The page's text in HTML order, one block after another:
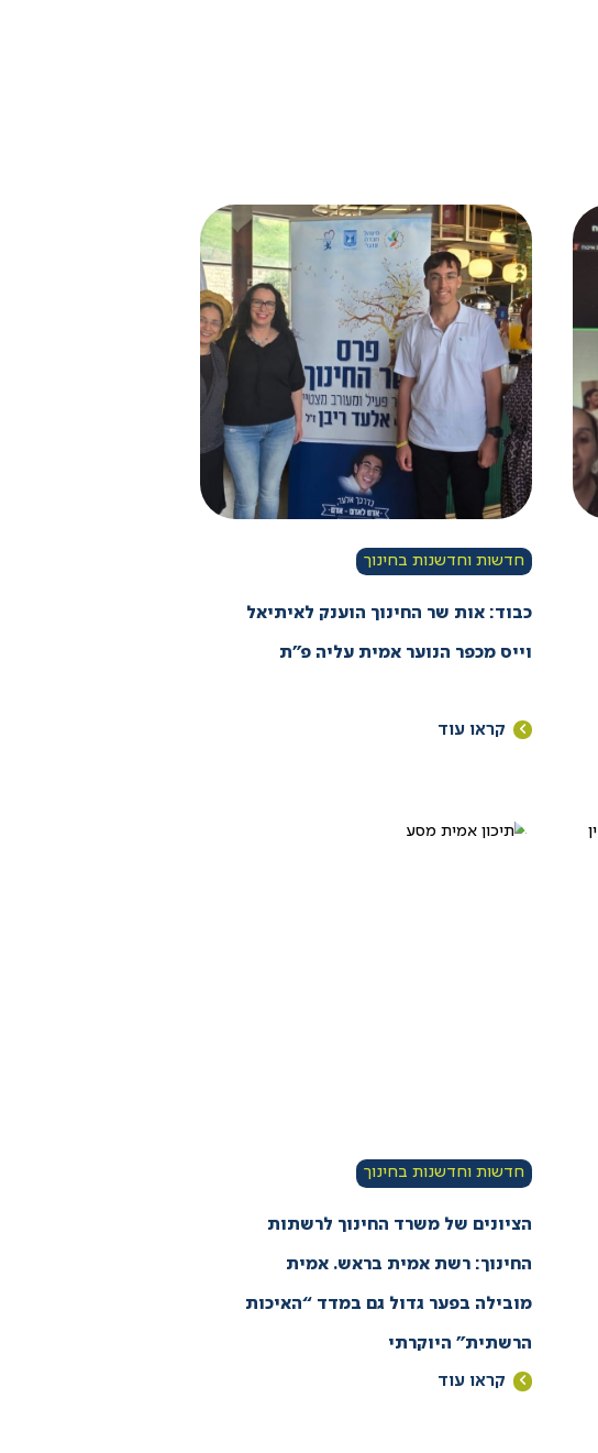
חדשות וחדשנות בחינוך
כבוד: אות שר החינוך הוענק לאיתיאל
וייס מכפר הנוער אמית עליה פ”ת
קראו עוד
חדשות וחדשנות בחינוך
הציונים של משרד החינוך לרשתות
החינוך: רשת אמית בראש. אמית
מובילה בפער גדול גם במדד “האיכות
הרשתית” היוקרתי
קראו עוד